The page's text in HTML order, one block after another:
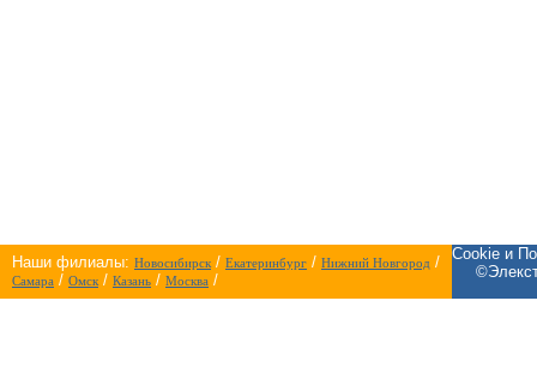
Наши филиалы: Новосибирск/ Екатеринбург / Нижний Новгород /
Самара / Омск/ Казань / Москва /
Cookie и